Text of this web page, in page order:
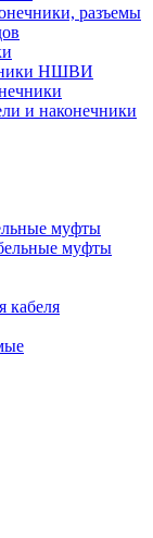
разъемы
НШВИ
и наконечники
муфты
муфты
кабеля